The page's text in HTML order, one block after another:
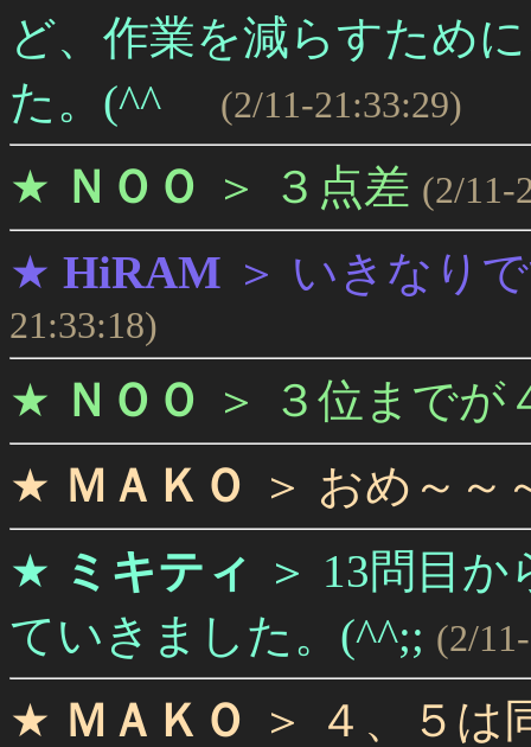
ど、作業を減らすため
た。(^^ゞ
(2/11-21:33:29)
★ ＮＯＯ ＞ ３点差 (2/11-
★ HiRAM ＞ いきなり
21:33:18)
★ ＮＯＯ ＞
３位までが
★ ＭＡＫＯ ＞ おめ～～
★ ミキティ ＞ 13問目か
ていきました。(^^;; (2/
★ ＭＡＫＯ ＞ ４、５は